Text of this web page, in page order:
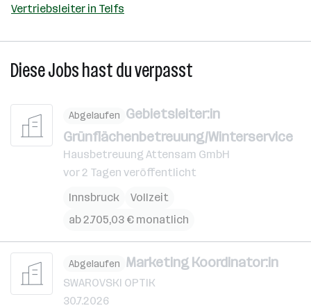
Vertriebsleiter in Telfs
Diese Jobs hast du verpasst
Abgelaufen Gebietsleiter:in
Grünflächenbetreuung/Winterservice
Hausbetreuung Attensam GmbH
vor 2 Tagen veröffentlicht
Innsbruck
Vollzeit
ab 2.705,03 € monatlich
Abgelaufen Marketing Koordinator:in
SWAROVSKI OPTIK
30.7.2026